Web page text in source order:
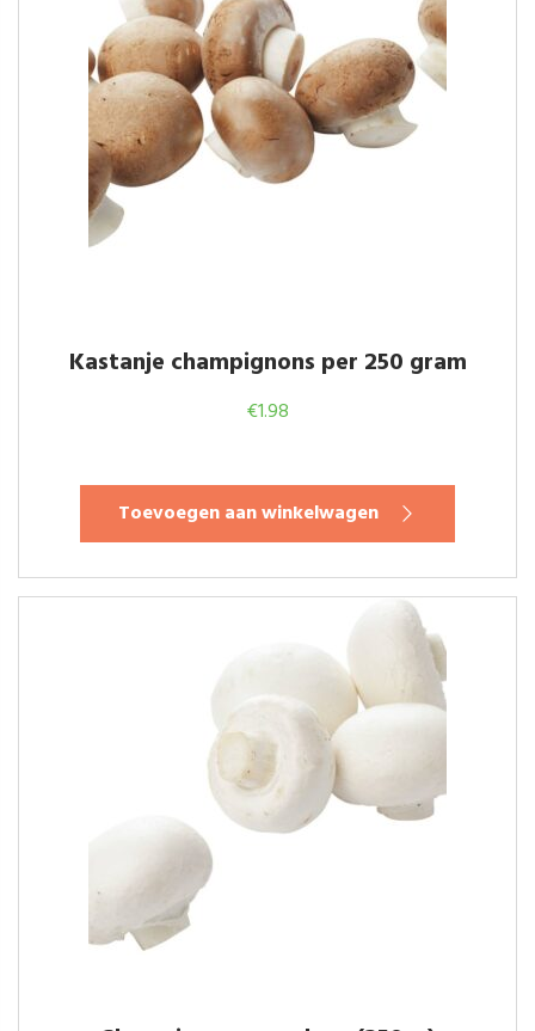
Kastanje champignons per 250 gram
€1.98
Toevoegen aan winkelwagen